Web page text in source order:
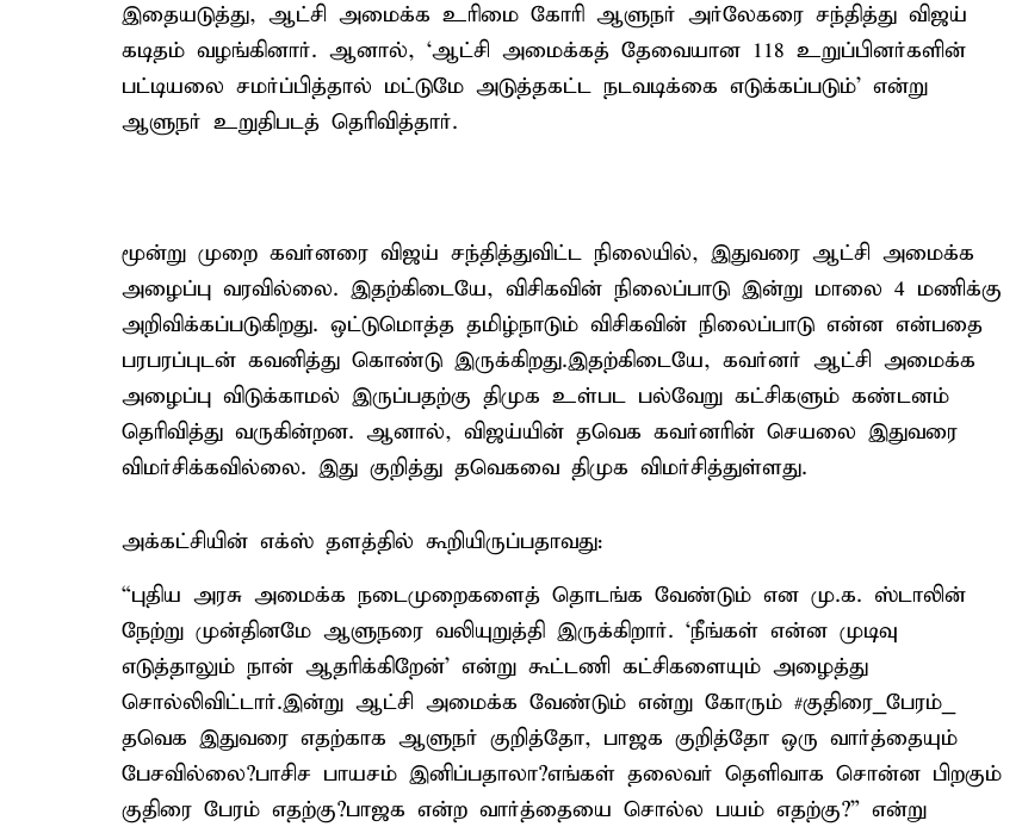
இதையடுத்து, ஆட்சி அமைக்க உரிமை கோரி ஆளுநர் அர்லேகரை சந்தித்து விஜய்
கடிதம் வழங்கினார். ஆனால், ‘ஆட்சி அமைக்கத் தேவையான 118 உறுப்பினர்களின்
பட்டியலை சமர்ப்பித்தால் மட்டுமே அடுத்தகட்ட நடவடிக்கை எடுக்கப்படும்’ என்று
ஆளுநர் உறுதிபடத் தெரிவித்தார்.
மூன்று முறை கவர்னரை விஜய் சந்தித்துவிட்ட நிலையில், இதுவரை ஆட்சி அமைக்க
அழைப்பு வரவில்லை. இதற்கிடையே, விசிகவின் நிலைப்பாடு இன்று மாலை 4 மணிக்கு
அறிவிக்கப்படுகிறது. ஒட்டுமொத்த தமிழ்நாடும் விசிகவின் நிலைப்பாடு என்ன என்பதை
பரபரப்புடன் கவனித்து கொண்டு இருக்கிறது.இதற்கிடையே, கவர்னர் ஆட்சி அமைக்க
அழைப்பு விடுக்காமல் இருப்பதற்கு திமுக உள்பட பல்வேறு கட்சிகளும் கண்டனம்
தெரிவித்து வருகின்றன. ஆனால், விஜய்யின் தவெக கவர்னரின் செயலை இதுவரை
விமர்சிக்கவில்லை. இது குறித்து தவெகவை திமுக விமர்சித்துள்ளது.
அக்கட்சியின் எக்ஸ் தளத்தில் கூறியிருப்பதாவது:
“புதிய அரசு அமைக்க நடைமுறைகளைத் தொடங்க வேண்டும் என மு.க. ஸ்டாலின்
நேற்று முன்தினமே ஆளுநரை வலியுறுத்தி இருக்கிறார். ‘நீங்கள் என்ன முடிவு
எடுத்தாலும் நான் ஆதரிக்கிறேன்’ என்று கூட்டணி கட்சிகளையும் அழைத்து
சொல்லிவிட்டார்.இன்று ஆட்சி அமைக்க வேண்டும் என்று கோரும் #குதிரை_பேரம்_
தவெக இதுவரை எதற்காக ஆளுநர் குறித்தோ, பாஜக குறித்தோ ஒரு வார்த்தையும்
பேசவில்லை?பாசிச பாயசம் இனிப்பதாலா?எங்கள் தலைவர் தெளிவாக சொன்ன பிறகும்
குதிரை பேரம் எதற்கு?பாஜக என்ற வார்த்தையை சொல்ல பயம் எதற்கு?” என்று